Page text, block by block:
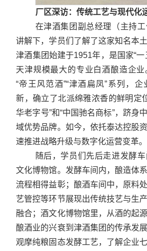
厂区深访：传统工艺与现代化
在津酒集团副总经理（主持
讲解下，学员们了解了这家知名本
津酒集团始建于1951年，是国家“一
天津规模最大的专业白酒酿造企业
“帝王风范酒”“津酒扁凤”系列，
新，确立了北派绵雅浓香的鲜明定
华老字号”和“中国驰名商标”，跻身
域优势品牌。如今，依托泰达控股
速推进战略升级与数字化运营变革。
随后，学员们先后走进发酵
文化博物馆。发酵车间内，酿造体
流程相得益彰；酿酒车间中，原料
艺管控等环节展现出传统技艺与生
融合；酒文化博物馆里，从酒的起
酿酒业的兴衰到津酒集团的传承发
观摩纯粮固态发酵工艺，了解企业